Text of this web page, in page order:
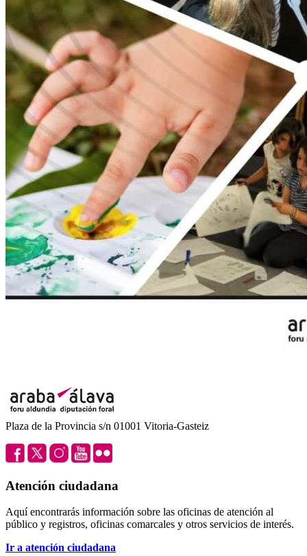
Plaza de la Provincia s/n 01001 Vitoria-Gasteiz
Atención ciudadana
Aquí encontrarás información sobre las oficinas de atención al
público y registros, oficinas comarcales y otros servicios de interés.
Ir a atención ciudadana